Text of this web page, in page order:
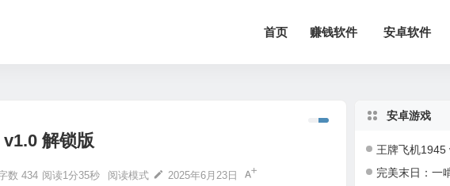
首页 赚钱软件 安卓软件
解锁版
数 434 阅读1分35秒 阅读模式 2025年6月23日
安卓游戏
王牌飞机1945
完美末日：一